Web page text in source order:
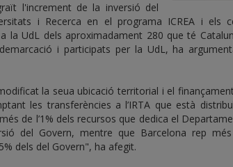
l'increment de la inversió del
i Recerca en el programa ICREA i els
la UdL dels aproximadament 280 que té
i participats per la UdL, ha
la seua ubicació territorial i el
les transferències a l’IRTA que està
de l’1% dels recursos que dedica el
del Govern, mentre que Barcelona rep
dels del Govern", ha afegit.